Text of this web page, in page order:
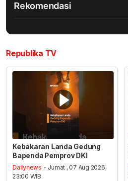
Rekomendasi
Republika TV
Kebakaran Landa Gedung
Bapenda Pemprov DKI
Dailynews - Jumat , 07 Aug 2026,
23:00 WIB